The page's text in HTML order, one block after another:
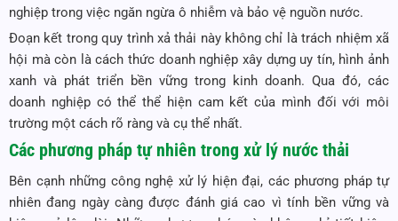
nghiệp trong việc ngăn ngừa ô nhiễm và bảo vệ nguồn nước.
Đoạn kết trong quy trình xả thải này không chỉ là trách nhiệm xã
hội mà còn là cách thức doanh nghiệp xây dựng uy tín, hình ảnh
xanh và phát triển bền vững trong kinh doanh. Qua đó, các
doanh nghiệp có thể thể hiện cam kết của mình đối với môi
trường một cách rõ ràng và cụ thể nhất.
Các phương pháp tự nhiên trong xử lý nước thải
Bên cạnh những công nghệ xử lý hiện đại, các phương pháp tự
nhiên đang ngày càng được đánh giá cao vì tính bền vững và